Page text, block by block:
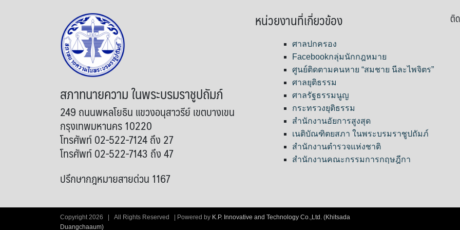
สภาทนายความ ในพระบรมราชูปถัมภ์
249 ถนนพหลโยธิน แขวงอนุสาวรีย์ เขตบางเขน
กรุงเทพมหานคร 10220
โทรศัพท์ 02-522-7124 ถึง 27
โทรศัพท์ 02-522-7143 ถึง 47
ปรึกษากฎหมายสายด่วน 1167
หน่วยงานที่เกี่ยวข้อง
ศาลปกครอง
Facebookกลุ่มนักกฎหมาย
ศูนย์ติดตามคนหาย “สมชาย นีละไพจิตร”
ศาลยุติธรรม
ศาลรัฐธรรมนูญ
กระทรวงยุติธรรม
สำนักงานอัยการสูงสุด
เนติบัณฑิตยสภา ในพระบรมราชูปถัมภ์
สำนักงานตำรวจแห่งชาติ
สำนักงานคณะกรรมการกฤษฎีกา
ติ
Copyright 2026 | All Rights Reserved | Powered by K.P. Innovative and Technology Co.,Ltd. (Khitsada
Duangchaaum)